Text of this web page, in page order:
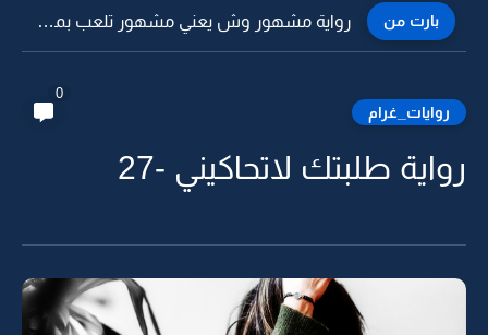
بارت من رواية مشهور وش يعني مشهور تلعب بمشاعري لا منت معذور...
روايات_غرام
0
رواية طلبتك لاتحاكيني -27